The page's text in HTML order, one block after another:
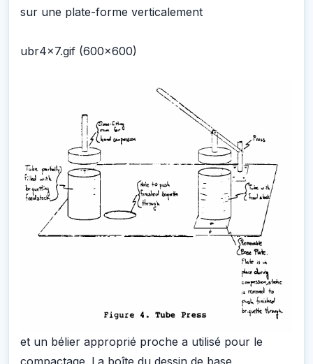
sur une plate-forme verticalement
ubr4x7.gif (600x600)
et un bélier approprié proche a utilisé pour le
compactage. La boîte du dessin de base